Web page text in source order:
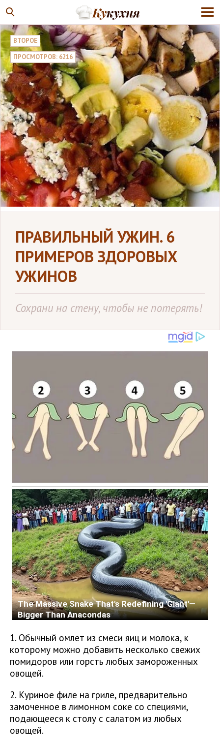
ВТОРОЕ
ПРОСМОТРОВ: 6216
ПРАВИЛЬНЫЙ УЖИН. 6
ПРИМЕРОВ ЗДОРОВЫХ
УЖИНОВ
Сохрани на стену, чтобы не потерять!
1. Обычный омлет из смеси яиц и молока, к
которому можно добавить несколько свежих
помидоров или горсть любых замороженных
овощей.
2. Куриное филе на гриле, предварительно
замоченное в лимонном соке со специями,
подающееся к столу с салатом из любых
овощей.